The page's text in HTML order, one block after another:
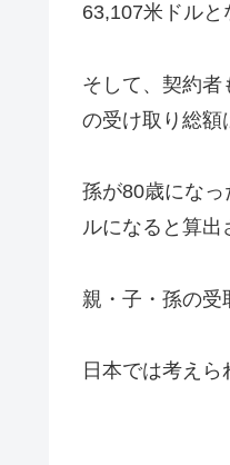
63,107米ドルと
そして、契約
の受け取り総額
孫が80歳にな
ルになると算出
親・子・孫の受
日本では考え